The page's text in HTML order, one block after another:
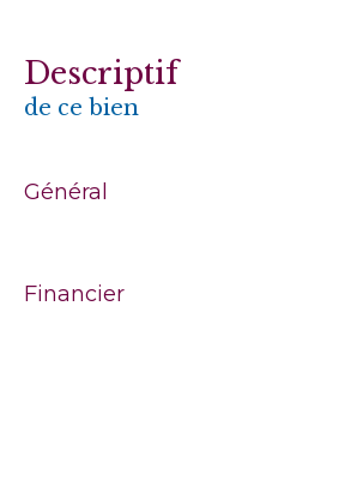
descriptif
de ce bien
Général
Financier